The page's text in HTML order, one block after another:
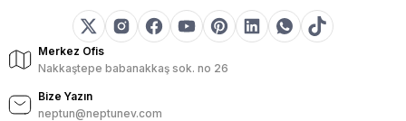
Merkez Ofis
Nakkaştepe babanakkaş sok. no 26
Bize Yazın
neptun@neptunev.com